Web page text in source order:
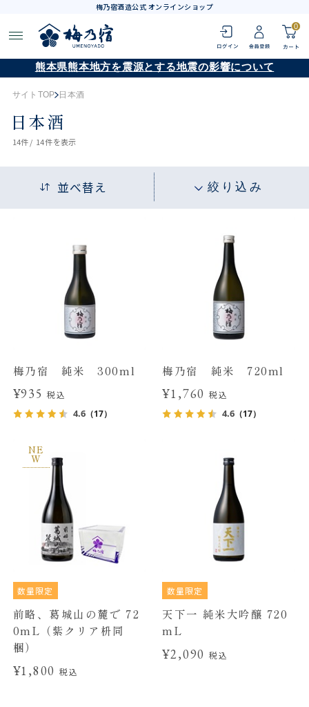
梅乃宿酒造公式 オンラインショップ
0
熊本県熊本地方を震源とする地震の影響について
サイトTOP 日本酒
日本酒
14件 / 14件を表示
並べ替え 絞り込み
梅乃宿 純米 300ml
¥935税込
4.6（17）
梅乃宿 純米 720ml
¥1,760 税込
4.6 （17）
NE
W
数量限定
前略、葛城山の麓で 72
0mL（紫クリア枡同
梱）
¥1,800税込
数量限定
天下一 純米大吟醸 720
mL
¥2,090 税込